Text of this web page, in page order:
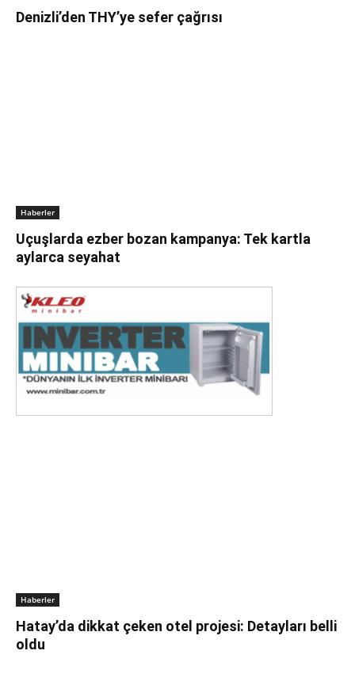
Denizli’den THY’ye sefer çağrısı
Haberler
Uçuşlarda ezber bozan kampanya: Tek kartla
aylarca seyahat
Haberler
Hatay’da dikkat çeken otel projesi: Detayları belli
oldu